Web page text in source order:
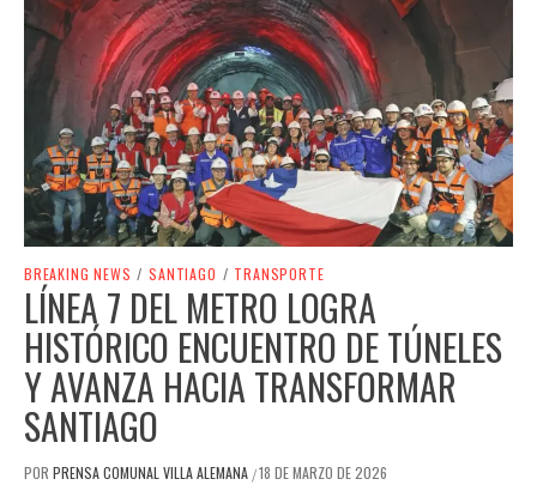
BREAKING NEWS / SANTIAGO / TRANSPORTE
LÍNEA 7 DEL METRO LOGRA
HISTÓRICO ENCUENTRO DE TÚNELES
Y AVANZA HACIA TRANSFORMAR
SANTIAGO
POR PRENSA COMUNAL VILLA ALEMANA /18 DE MARZO DE 2026